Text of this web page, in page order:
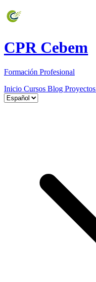
CPR Cebem
Formación Profesional
Inicio Cursos Blog Proyectos